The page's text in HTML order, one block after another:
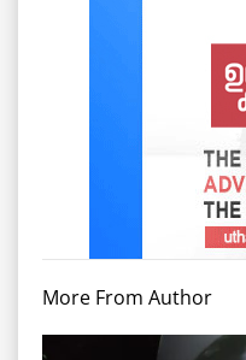
More From Author